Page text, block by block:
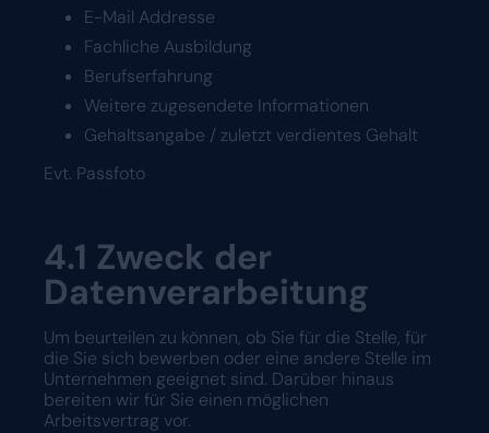
E-Mail Addresse
Fachliche Ausbildung
Berufserfahrung
Weitere zugesendete Informationen
Gehaltsangabe / zuletzt verdientes Gehalt
Evt. Passfoto
4.1 Zweck der
Datenverarbeitung
Um beurteilen zu können, ob Sie für die Stelle, für
die Sie sich bewerben oder eine andere Stelle im
Unternehmen geeignet sind. Darüber hinaus
bereiten wir für Sie einen möglichen
Arbeitsvertrag vor.